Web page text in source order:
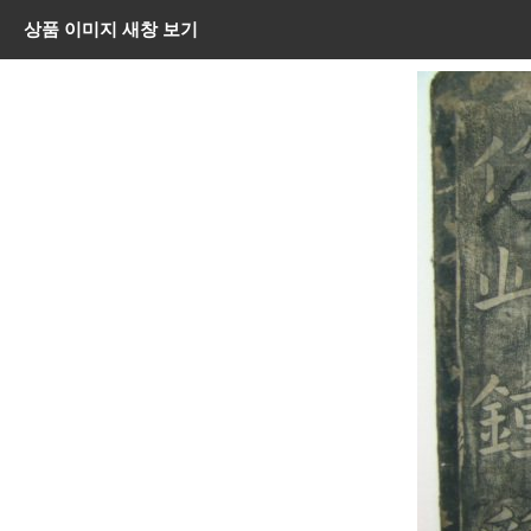
상품 이미지 새창 보기